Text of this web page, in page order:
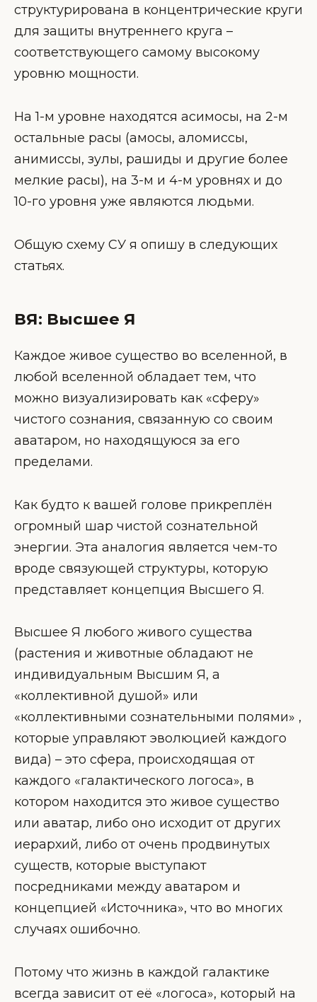
структурирована в концентрические круги
для защиты внутреннего круга –
соответствующего самому высокому
уровню мощности.
На 1-м уровне находятся асимосы, на 2-м
остальные расы (амосы, аломиссы,
анимиссы, зулы, рашиды и другие более
мелкие расы), на 3-м и 4-м уровнях и до
10-го уровня уже являются людьми.
Общую схему СУ я опишу в следующих
статьях.
ВЯ: Высшее Я
Каждое живое существо во вселенной, в
любой вселенной обладает тем, что
можно визуализировать как «сферу»
чистого сознания, связанную со своим
аватаром, но находящуюся за его
пределами.
Как будто к вашей голове прикреплён
огромный шар чистой сознательной
энергии. Эта аналогия является чем-то
вроде связующей структуры, которую
представляет концепция Высшего Я.
Высшее Я любого живого существа
(растения и животные обладают не
индивидуальным Высшим Я, а
«коллективной душой» или
«коллективными сознательными полями» ,
которые управляют эволюцией каждого
вида) – это сфера, происходящая от
каждого «галактического логоса», в
котором находится это живое существо
или аватар, либо оно исходит от других
иерархий, либо от очень продвинутых
существ, которые выступают
посредниками между аватаром и
концепцией «Источника», что во многих
случаях ошибочно.
Потому что жизнь в каждой галактике
всегда зависит от её «логоса», который на